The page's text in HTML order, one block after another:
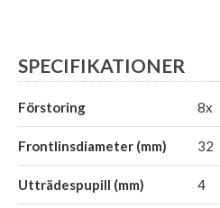
SPECIFIKATIONER
Förstoring 8x
Frontlinsdiameter (mm) 32
Utträdespupill (mm) 4